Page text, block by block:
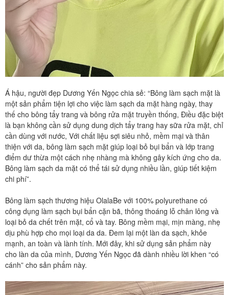
Á hậu, người đẹp Dương Yến Ngọc chia sẻ: “Bông làm sạch mặt là
một sản phẩm tiện lợi cho việc làm sạch da mặt hàng ngày, thay
thế cho bông tẩy trang và bông rửa mặt truyền thống, Điều đặc biệt
là bạn không cần sử dụng dung dịch tẩy trang hay sữa rửa mặt, chỉ
cần dùng với nước, Với chất liệu sợi siêu nhỏ, mềm mại và thân
thiện với da, bông làm sạch mặt giúp loại bỏ bụi bẩn và lớp trang
điểm dư thừa một cách nhẹ nhàng mà không gây kích ứng cho da.
Bông làm sạch da mặt có thể tái sử dụng nhiều lần, giúp tiết kiệm
chi phí”.
Bông làm sạch thương hiệu OlalaBe với 100% polyurethane có
công dụng làm sạch bụi bẩn cặn bã, thông thoáng lỗ chân lông và
loại bỏ da chết trên mặt, cổ và tay. Bông mềm mại, mịn màng, nhẹ
dịu phù hợp cho mọi loại da da. Đem lại một làn da sạch, khỏe
mạnh, an toàn và lành tính. Mới đây, khi sử dụng sản phẩm này
cho làn da của mình, Dương Yến Ngọc đã dành nhiều lời khen “có
cánh” cho sản phẩm này.